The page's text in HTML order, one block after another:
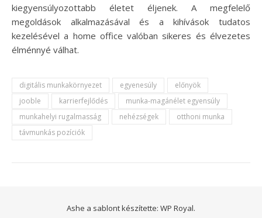
kiegyensúlyozottabb életet éljenek. A megfelelő
megoldások alkalmazásával és a kihívások tudatos
kezelésével a home office valóban sikeres és élvezetes
élménnyé válhat.
digitális munkakörnyezet egyenesúly
előnyök
jooble
karrierfejlődés
munka-magánélet egyensúly
munkahelyi rugalmasság
nehézségek
otthoni munka
távmunkás pozíciók
Ashe a sablont készítette: WP Royal.